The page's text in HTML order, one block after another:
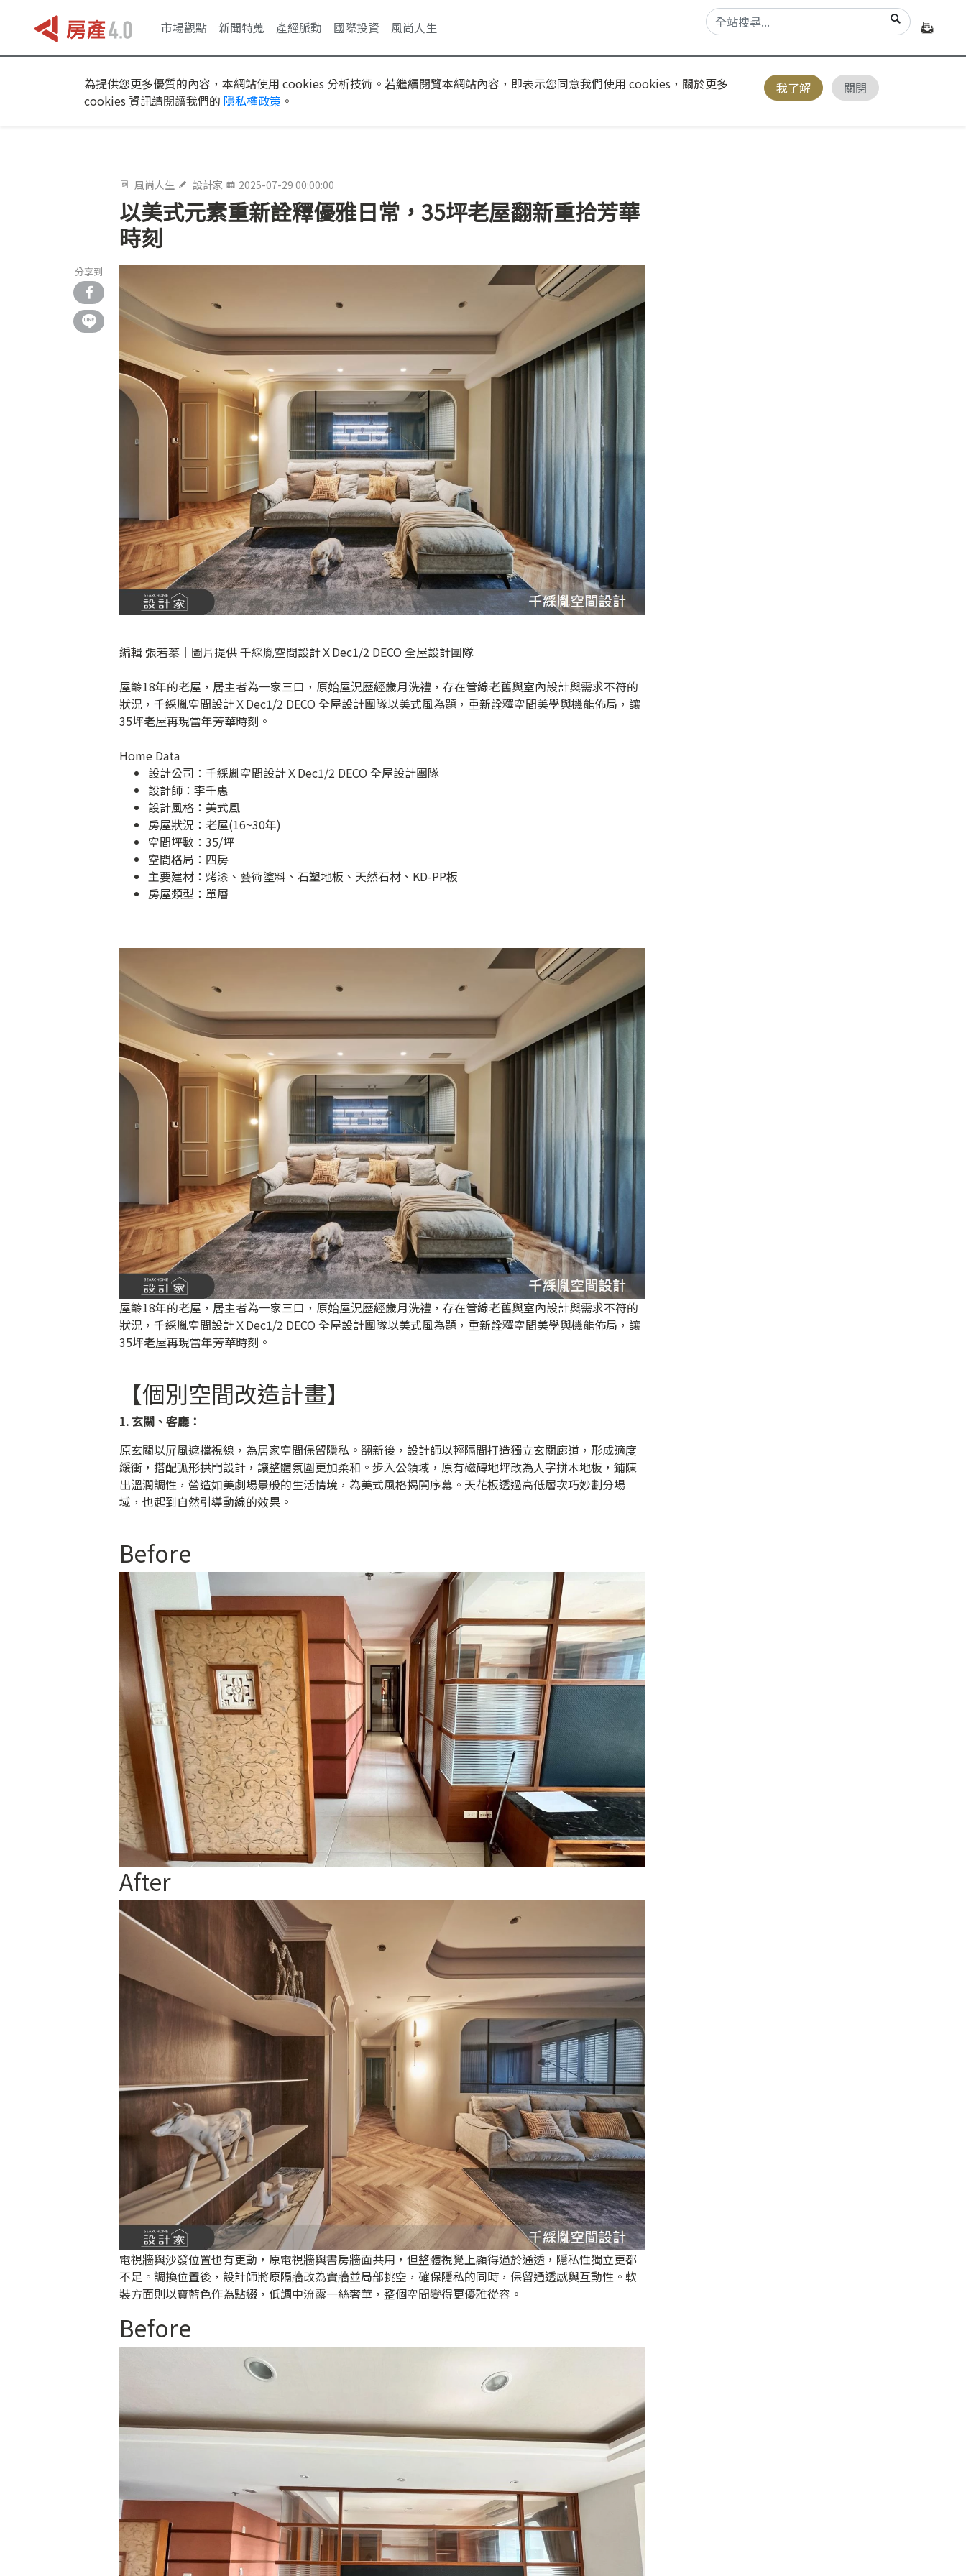
市場觀點 新聞特蒐 產經脈動 國際投資 風尚人生
為提供您更多優質的內容，本網站使用 cookies 分析技術。若繼續閱覽本網站內容，即表示您同意我們使用 cookies，關於更多
cookies 資訊請閱讀我們的 隱私權政策 。
我了解 關閉
風尚人生 設計家 2025-07-29 00:00:00
以美式元素重新詮釋優雅日常，35坪老屋翻新重拾芳華
時刻
分享到
編輯 張若蓁│圖片提供 千綵胤空間設計ＸDec1/2 DECO 全屋設計團隊
屋齡18年的老屋，居主者為一家三口，原始屋況歷經歲月洗禮，存在管線老舊與室內設計與需求不符的
狀況，千綵胤空間設計ＸDec1/2 DECO 全屋設計團隊以美式風為題，重新詮釋空間美學與機能佈局，讓
35坪老屋再現當年芳華時刻。
Home Data
設計公司： 千綵胤空間設計ＸDec1/2 DECO 全屋設計團隊
設計師：李千惠
設計風格：美式風
房屋狀況：老屋(16~30年)
空間坪數：35/坪
空間格局：四房
主要建材：烤漆、藝術塗料、石塑地板、天然石材、KD-PP板
房屋類型：單層
屋齡18年的老屋，居主者為一家三口，原始屋況歷經歲月洗禮，存在管線老舊與室內設計與需求不符的
狀況，千綵胤空間設計ＸDec1/2 DECO 全屋設計團隊以美式風為題，重新詮釋空間美學與機能佈局，讓
35坪老屋再現當年芳華時刻。
【個別空間改造計畫】
1. 玄關、客廳：
原玄關以屏風遮擋視線，為居家空間保留隱私。翻新後，設計師以輕隔間打造獨立玄關廊道，形成適度
緩衝，搭配弧形拱門設計，讓整體氛圍更加柔和。步入公領域，原有磁磚地坪改為人字拼木地板，鋪陳
出溫潤調性，營造如美劇場景般的生活情境，為美式風格揭開序幕。天花板透過高低層次巧妙劃分場
域，也起到自然引導動線的效果。
Before
After
電視牆與沙發位置也有更動，原電視牆與書房牆面共用，但整體視覺上顯得過於通透，隱私性獨立更都
不足。調換位置後，設計師將原隔牆改為實牆並局部挑空，確保隱私的同時，保留通透感與互動性。軟
裝方面則以寶藍色作為點綴，低調中流露一絲奢華，整個空間變得更優雅從容。
Before